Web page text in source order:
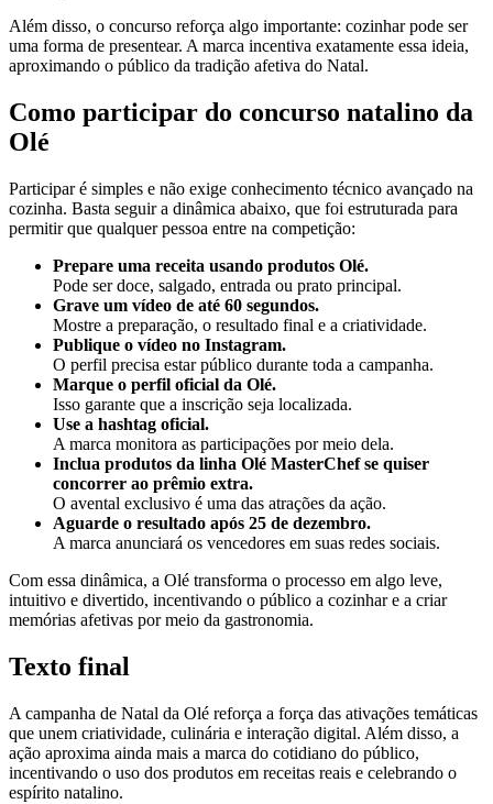
Além disso, o concurso reforça algo importante: cozinhar pode ser
uma forma de presentear. A marca incentiva exatamente essa ideia,
aproximando o público da tradição afetiva do Natal.
Como participar do concurso natalino da
Olé
Participar é simples e não exige conhecimento técnico avançado na
cozinha. Basta seguir a dinâmica abaixo, que foi estruturada para
permitir que qualquer pessoa entre na competição:
Prepare uma receita usando produtos Olé.
Pode ser doce, salgado, entrada ou prato principal.
Grave um vídeo de até 60 segundos.
Mostre a preparação, o resultado final e a criatividade.
Publique o vídeo no Instagram.
O perfil precisa estar público durante toda a campanha.
Marque o perfil oficial da Olé.
Isso garante que a inscrição seja localizada.
Use a hashtag oficial.
A marca monitora as participações por meio dela.
Inclua produtos da linha Olé MasterChef se quiser
concorrer ao prêmio extra.
O avental exclusivo é uma das atrações da ação.
Aguarde o resultado após 25 de dezembro.
A marca anunciará os vencedores em suas redes sociais.
Com essa dinâmica, a Olé transforma o processo em algo leve,
intuitivo e divertido, incentivando o público a cozinhar e a criar
memórias afetivas por meio da gastronomia.
Texto final
A campanha de Natal da Olé reforça a força das ativações temáticas
que unem criatividade, culinária e interação digital. Além disso, a
ação aproxima ainda mais a marca do cotidiano do público,
incentivando o uso dos produtos em receitas reais e celebrando o
espírito natalino.